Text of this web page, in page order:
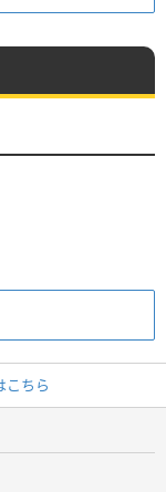
こちら